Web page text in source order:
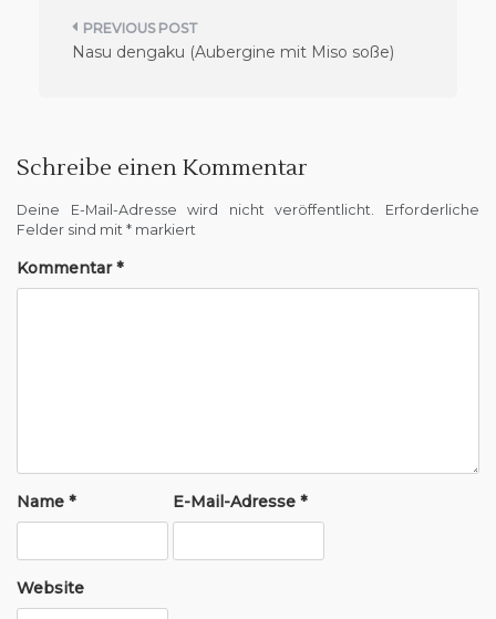
B
e
r
a
g
s
a
t
i
o
n
Nasu dengaku (Aubergine mit Miso soße)
Schreibe einen Kommentar
Deine E-Mail-Adresse wird nicht veröffentlicht.
Erforderliche
Felder sind mit * markiert
Kommentar*
Name * E-Mail-Adresse*
Website